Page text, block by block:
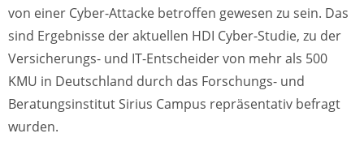
von einer Cyber-Attacke betroffen gewesen zu sein. Das
sind Ergebnisse der aktuellen HDI Cyber-Studie, zu der
Versicherungs- und IT-Entscheider von mehr als 500
KMU in Deutschland durch das Forschungs- und
Beratungsinstitut Sirius Campus repräsentativ befragt
wurden.